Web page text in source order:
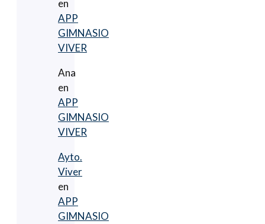
en
APP
GIMNASIO
VIVER
Ana
en
APP
GIMNASIO
VIVER
Ayto.
Viver
en
APP
GIMNASIO